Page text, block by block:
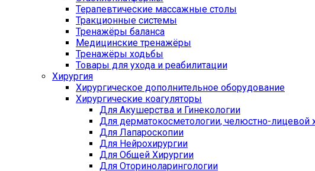
Терапевтические массажные столы
Тракционные системы
Тренажёры баланса
Медицинские тренажёры
Тренажёры ходьбы
Товары для ухода и реабилитации
Хирургия
Хирургическое дополнительное оборудование
Хирургические коагуляторы
Для Акушерства и Гинекологии
Для дерматокосметологии, челюстно-лицевой
Для Лапароскопии
Для Нейрохирургии
Для Общей Хирургии
Для Оториноларингологии